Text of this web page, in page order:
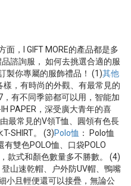
，I GIFT MORE的產品都是多
諮詢服， 如何去挑選合適的服
製你專屬的服飾禮品！ (1)其他
樣，有時尚的外觀、有最常見的
有不同季節都可以用，智能加
PAPER，深受廣大青年的喜
最常見的V領T恤、圓領有色長
SHIRT。 (3)Polo恤 ： Polo恤
雙色POLO恤、口袋POLO
款式和顏色數量多不勝數。 (4)
山速乾帽、户外防UV帽、鴨嘴
小且輕便還可以接疊，無論公